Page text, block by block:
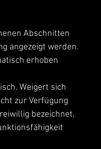
Abschnitten
angezeigt werden.
erhoben
Weigert sich
zur Verfügung
bezeichnet,